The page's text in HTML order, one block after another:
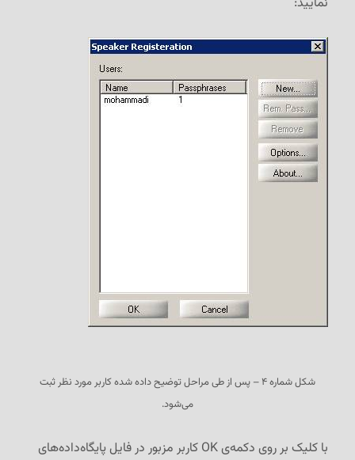
شکل شماره ۴ – پس از طی مراحل توضیح داده شده کاربر مورد نظر ثبت
می‌شود.
با کلیک بر روی دکمه‌ی OK کاربر مزبور در فایل پایگاه‌داده‌های